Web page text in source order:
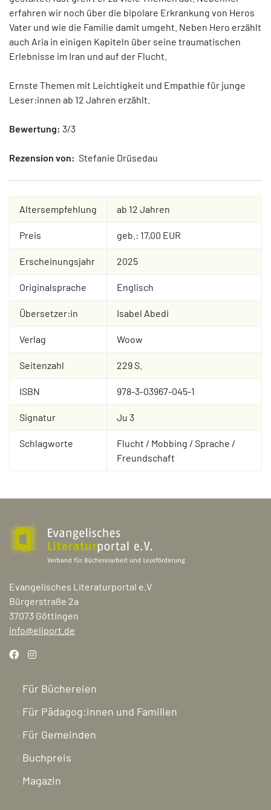
erfahren wir noch über die bipolare Erkrankung von Heros
Vater und wie die Familie damit umgeht. Neben Hero erzählt
auch Aria in einigen Kapiteln über seine traumatischen
Erlebnisse im Iran und auf der Flucht.
Ernste Themen mit Leichtigkeit und Empathie für junge
Leser:innen ab 12 Jahren erzählt.
Bewertung: 3/3
Rezension von: Stefanie Drüsedau
Altersempfehlung ab 12 Jahren
Preis geb.: 17,00 EUR
Erscheinungsjahr 2025
Originalsprache Englisch
Übersetzer:in Isabel Abedi
Verlag Woow
Seitenzahl 229 S.
ISBN 978-3-03967-045-1
Signatur Ju 3
Schlagworte
Flucht / Mobbing / Sprache /
Freundschaft
Evangelisches Literaturportal e.V
Bürgerstraße 2a
37073 Göttingen
info@eliport.de
Für Büchereien
Für Pädagog:innen und Familien
Für Gemeinden
Buchpreis
Magazin